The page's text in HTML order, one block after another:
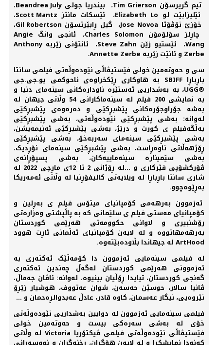
تیم گریرسۆن Tim Grierson، بیندریا جولی Beandrea July،
ئێلیزابێت لو Elizabeth Lo، ئێسکات مانتز Scott Mantz،
خۆزێ نۆڤۆئا Jose Novoa، گیل ڕابێرتسۆن Gil Robertson،
چاڕلز سۆلۆمۆن Charles Solomon، ئانجی وانگ Angie
Wang، ئێستیو زێن Steve Zahn، ئانتۆنی زێربە Anthony
Zerbe و ئانێت زێربە Annette Zerbe.
سی و حەوتەمین خولی فێستیڤاڵی نێودەوڵەتی فیلمی سانتا
باڕباڕا SBIFF بە هاوکاری ڕێکخراوەی ناحوکمی یو.جی.جی
®UGG، بە بەشداریی ئەستێرە ناوداره‌کانی سینەمای دنیا و
بە نمایشی 200 فیلم لە سینەماکارانی 54 وڵاتی جیهان لە
بەشە جۆراوجۆرەکانی پێشبڕکێی و دەرەوەی پێشبڕکێی
لەوانە: بەشی پێشبڕکێی نێودەوڵەتی، بەشی پێشبڕکێی
بەڵگەفیلم ی کورت و درێژ، بەشی پێشبڕکێی ئەنیمەیشن،
بەشی پێشبڕکێی سینەمای سەربەخۆ، بەشی پێشبڕکێی
ڕۆژهەڵاتی ناوەڕاست، بەشی پێشبڕکێی سینەمای نۆڕدیک،
بەشی سێمینارە سینەماییەکان، بەشی پسپۆڕانەی
ڤۆرکشۆپی فێرکاری و ...لە ڕۆژانی 2 تا 12ی ماڕچی 2022 لە
شاری سانتا باڕباڕا لە ویلایەتی کالیفۆڕنیا لە وڵاتی ئەمەریکا
بەڕێوەچوو.
ئەزموون بەرهەمی کۆمپانیای میتۆس فیلم ی بەڕلین و
کۆمپانیای مەستی فیلم ی سلێمانی کە بە پاڵپشتی وەزارەتی
رۆشنبیری و لاوانی حکوومەتی هەرێمی کوردستان
بەرهەمهاتووە و لە لایەن کۆمپانیای ئەڵمانی ئاڕت هوود
ArtHood لە جیهاندا بڵاودەبێتەوە.
لە فیلمی سینەمایی ئەزموون دا کۆمەڵێک ئەکتەری بە
ئەزموونی هەرێمی کوردستان لەگەڵ چەندین ئەکتەری
گەنجی کوردستان، تیایدا ڕۆڵیان بینیوە، لەوانە: ئاڤان جەماڵ،
ڤانیا سالار، حوسێن حەسەن، شوان عەتووف، هوشیار زێڕۆ
نێروەیی، نیگار عەسمان، کاوە قادر، عادڵ عەبدوالڕەحمان و ...
فیلمی سینەمایی ئەزموون لە دوایین بەشداریی نێودەوڵەتی
خۆی لە بەشی سەرەکی بیست و حەوتەمین خولی
فێستیڤاڵی نێودەوڵەتی فیلمی ڤیکتۆریا Victoria لە وڵاتی